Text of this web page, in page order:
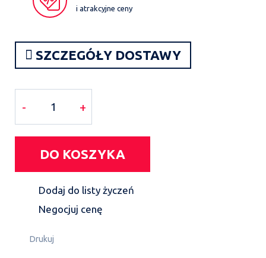
i atrakcyjne ceny
SZCZEGÓŁY DOSTAWY
- +
DO KOSZYKA
Dodaj do listy życzeń
Negocjuj cenę
Drukuj